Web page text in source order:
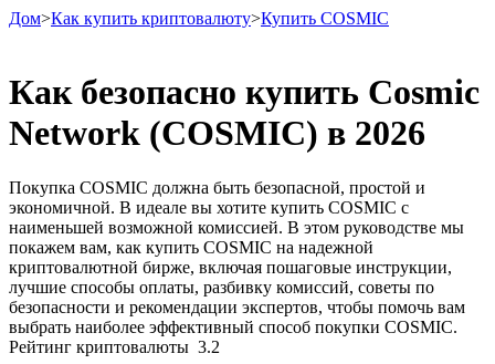
Фьючерсы
USDT-фьючерсы
Дом>Как купить криптовалюту>Купить COSMIC
Как безопасно купить Cosmic
Network (COSMIC) в 2026
Покупка COSMIC должна быть безопасной, простой и
экономичной. В идеале вы хотите купить COSMIC с
наименьшей возможной комиссией. В этом руководстве мы
покажем вам, как купить COSMIC на надежной
криптовалютной бирже, включая пошаговые инструкции,
лучшие способы оплаты, разбивку комиссий, советы по
безопасности и рекомендации экспертов, чтобы помочь вам
выбрать наиболее эффективный способ покупки COSMIC.
Рейтинг криптовалюты 3.2